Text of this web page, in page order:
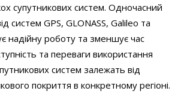
супутникових систем. Одночасний
систем GPS, GLONASS, Galileo та
надійну роботу та зменшує час
та переваги використання
систем залежать від
покриття в конкретному регіоні.